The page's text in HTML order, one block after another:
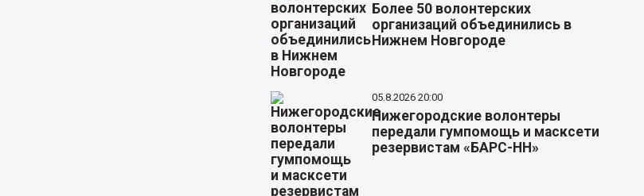
Более 50 волонтерских
организаций объединились в
Нижнем Новгороде
05.8.2026 20:00
Нижегородские волонтеры
передали гумпомощь и масксети
резервистам «БАРС-НН»